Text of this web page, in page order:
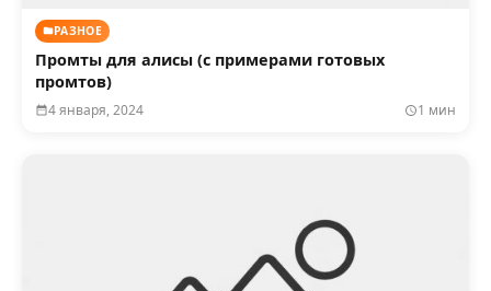
РАЗНОЕ
Промты для алисы (с примерами готовых
промтов)
4 января, 2024 1 мин